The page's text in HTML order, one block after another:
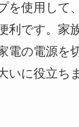
を使用して
利です。家
電の電源を
いに役立ち